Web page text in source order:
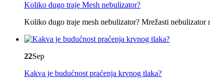
Koliko dugo traje Mesh nebulizator?
Koliko dugo traje mesh nebulizator? Mrežasti nebulizator
22Sep
Kakva je budućnost praćenja krvnog tlaka?